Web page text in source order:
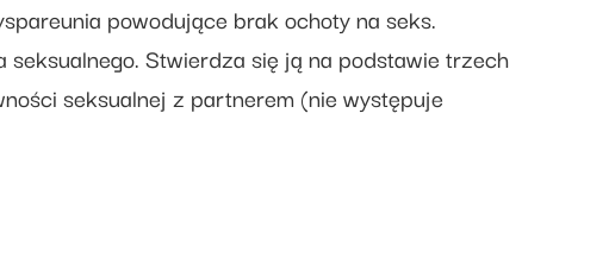
powodujące brak ochoty na seks.
Stwierdza się ją na podstawie trzech
seksualnej z partnerem (nie występuje